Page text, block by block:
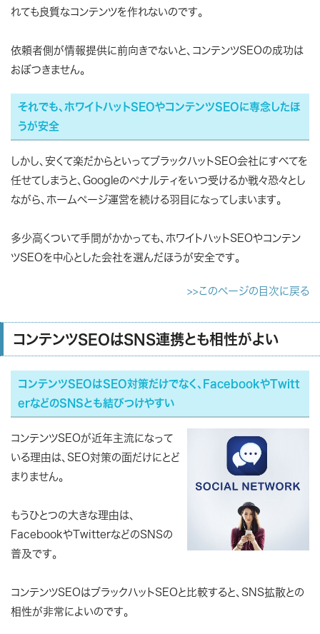
れても良質なコンテンツを作れないのです。
依頼者側が情報提供に前向きでないと、コンテンツSEOの成功は
おぼつきません。
それでも、ホワイトハットSEOやコンテンツSEOに専念したほ
うが安全
しかし、安くて楽だからといってブラックハットSEO会社にすべてを
任せてしまうと、Googleのペナルティをいつ受けるか戦々恐々とし
ながら、ホームページ運営を続ける羽目になってしまいます。
多少高くついて手間がかかっても、ホワイトハットSEOやコンテン
ツSEOを中心とした会社を選んだほうが安全です。
>>このページの目次に戻る
コンテンツSEOはSNS連携とも相性がよい
コンテンツSEOはSEO対策だけでなく、FacebookやTwitt
erなどのSNSとも結びつけやすい
コンテンツSEOが近年主流になって
いる理由は、SEO対策の面だけにとど
まりません。
もうひとつの大きな理由は、
FacebookやTwitterなどのSNSの
普及です。
コンテンツSEOはブラックハットSEOと比較すると、SNS拡散との
相性が非常によいのです。